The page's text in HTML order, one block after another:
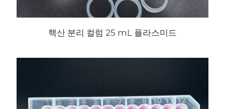
핵산 분리 컬럼 25 mL 플라스미드